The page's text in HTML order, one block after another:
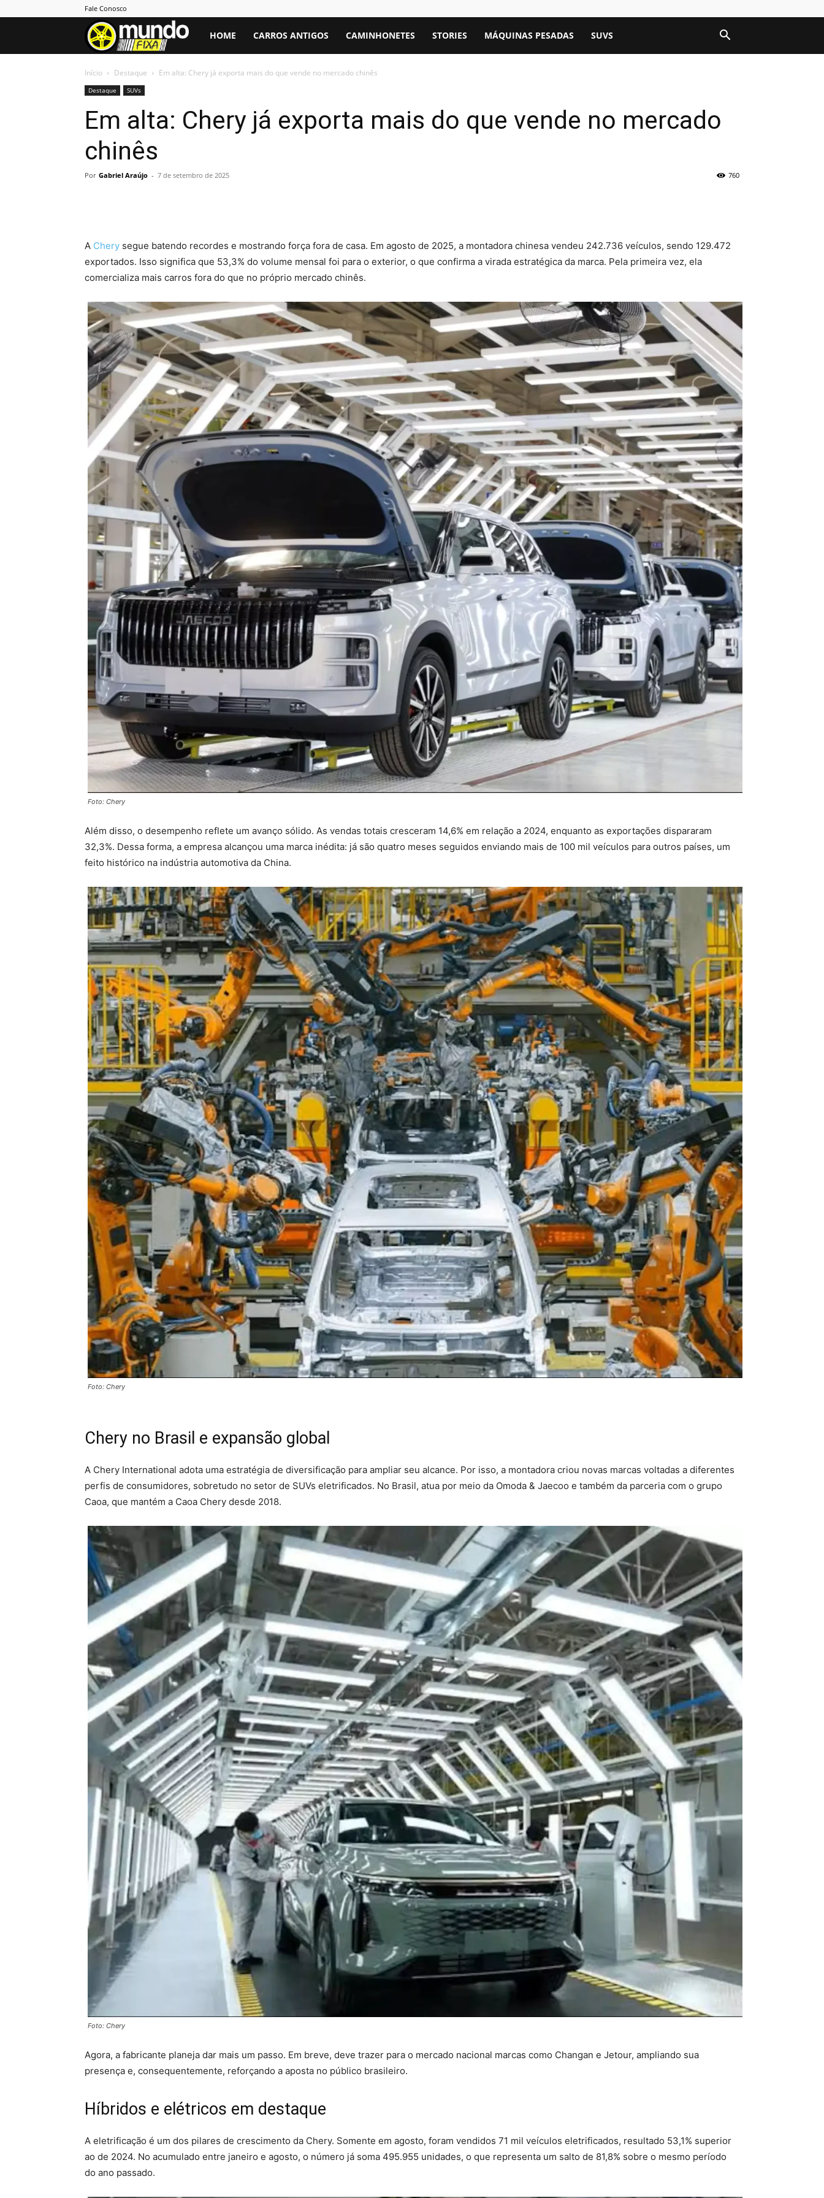
Fale Conosco
Mundo
Fixa
HOME CARROS ANTIGOS CAMINHONETES STORIES MÁQUINAS PESADAS SUVS
Início Destaque Em alta: Chery já exporta mais do que vende no mercado chinês
Destaque SUVs
Em alta: Chery já exporta mais do que vende no mercado
chinês
Por Gabriel Araújo - 7 de setembro de 2025 760
A Chery segue batendo recordes e mostrando força fora de casa. Em agosto de 2025, a montadora chinesa vendeu 242.736 veículos, sendo 129.472
exportados. Isso significa que 53,3% do volume mensal foi para o exterior, o que confirma a virada estratégica da marca. Pela primeira vez, ela
comercializa mais carros fora do que no próprio mercado chinês.
Foto: Chery
Além disso, o desempenho reflete um avanço sólido. As vendas totais cresceram 14,6% em relação a 2024, enquanto as exportações dispararam
32,3%. Dessa forma, a empresa alcançou uma marca inédita: já são quatro meses seguidos enviando mais de 100 mil veículos para outros países, um
feito histórico na indústria automotiva da China.
Foto: Chery
Chery no Brasil e expansão global
A Chery International adota uma estratégia de diversificação para ampliar seu alcance. Por isso, a montadora criou novas marcas voltadas a diferentes
perfis de consumidores, sobretudo no setor de SUVs eletrificados. No Brasil, atua por meio da Omoda & Jaecoo e também da parceria com o grupo
Caoa, que mantém a Caoa Chery desde 2018.
Foto: Chery
Agora, a fabricante planeja dar mais um passo. Em breve, deve trazer para o mercado nacional marcas como Changan e Jetour, ampliando sua
presença e, consequentemente, reforçando a aposta no público brasileiro.
Híbridos e elétricos em destaque
A eletrificação é um dos pilares de crescimento da Chery. Somente em agosto, foram vendidos 71 mil veículos eletrificados, resultado 53,1% superior
ao de 2024. No acumulado entre janeiro e agosto, o número já soma 495.955 unidades, o que representa um salto de 81,8% sobre o mesmo período
do ano passado.